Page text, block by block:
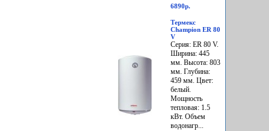
6890р.
Термекс
Champion ER 80
V
Серия: ER 80 V.
Ширина: 445
мм. Высота: 803
мм. Глубина:
459 мм. Цвет:
белый.
Мощность
тепловая: 1.5
кВт. Объем
водонагр...